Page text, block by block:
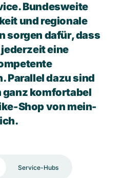
Bundesweite
und regionale
sorgen dafür, dass
eine
Parallel dazu sind
ganz komfortabel
Shop von mein-
Service-Hubs